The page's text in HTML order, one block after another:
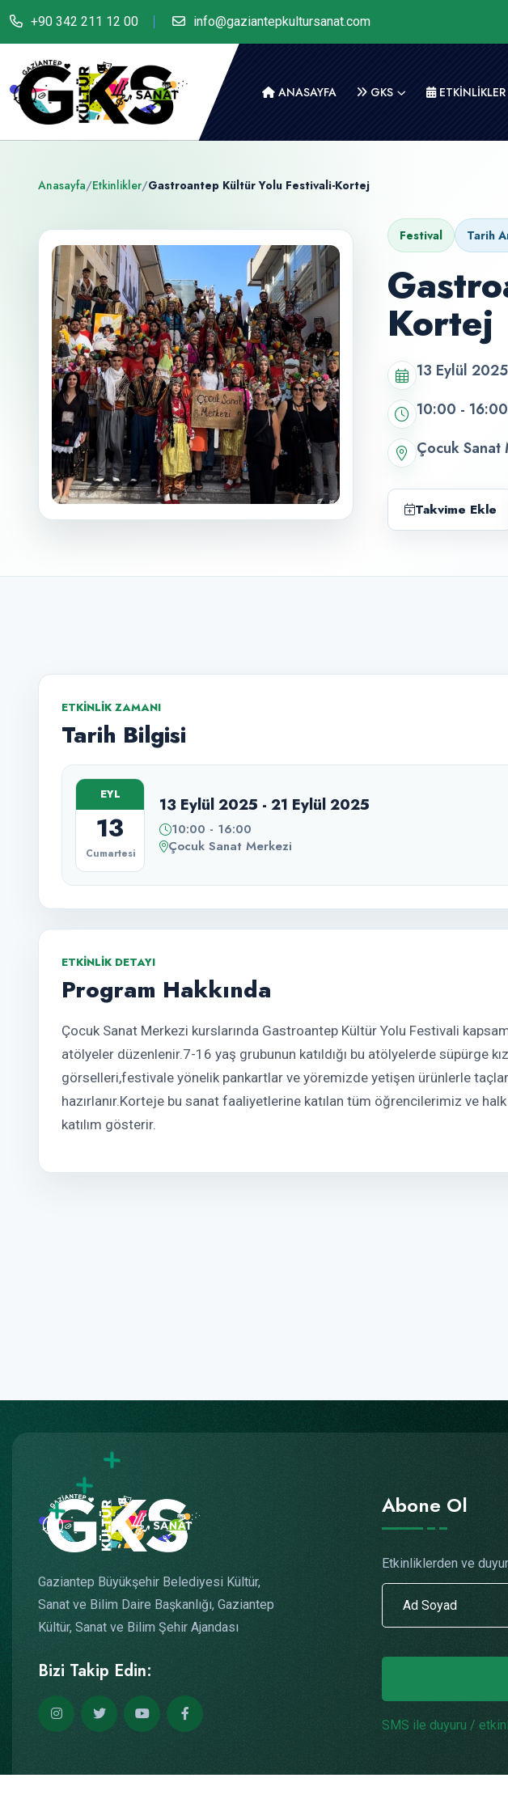
+90 342 211 12 00 info@gaziantepkultursanat.com
ANASAYFA GKS ETKİNLİKLER
Anasayfa/Etkinlikler/Gastroantep Kültür Yolu Festivali-Kortej
Festival Tarih
Kortej
13 Eylül
10:00 - 16:00
Çocuk Sanat
Takvime Ekle
ETKINLIK ZAMANI
Tarih Bilgisi
EYL
13
Cumartesi
13 Eylül 2025 - 21 Eylül 2025
10:00 - 16:00
Çocuk Sanat Merkezi
ETKINLIK DETAYI
Program Hakkında
Çocuk Sanat Merkezi kurslarında Gastroantep Kültür Yolu Festivali
atölyeler düzenlenir.7-16 yaş grubunun katıldığı bu atölyelerde süpürge
görselleri,festivale yönelik pankartlar ve yöremizde yetişen ürünlerle
hazırlanır.Korteje bu sanat faaliyetlerine katılan tüm öğrencilerimiz ve
katılım gösterir.
Gaziantep Büyükşehir Belediyesi Kültür,
Sanat ve Bilim Daire Başkanlığı, Gaziantep
Kültür, Sanat ve Bilim Şehir Ajandası
Bizi Takip Edin:
Abone Ol
Etkinliklerden ve
SMS ile duyuru /